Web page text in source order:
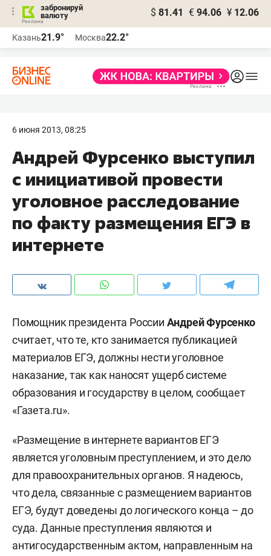
забронируй
валюту
$ 81.41 € 94.06 ¥ 12.06
Казань21.9° Москва22.2°
6 июня 2013, 08:25
Андрей Фурсенко выступил
с инициативой провести
уголовное расследование
по факту размещения ЕГЭ в
интернете
Помощник президента России Андрей Фурсенко
считает, что те, кто занимается публикацией
материалов ЕГЭ, должны нести уголовное
наказание, так как наносят ущерб системе
образования и государству в целом, сообщает
«Газета.ru».
«Размещение в интернете вариантов ЕГЭ
является уголовным преступлением, и это дело
для правоохранительных органов. Я надеюсь,
что дела, связанные с размещением вариантов
ЕГЭ, будут доведены до логического конца – до
суда. Данные преступления являются и
антигосударственным актом, направленным на